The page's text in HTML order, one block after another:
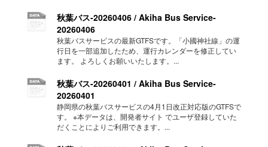
秋葉バス-20260406 / Akiha Bus Service-
20260406
秋葉バスサービスの最新GTFSです。「小國神社線」の運
行日を一部追加したため、運行カレンダーを修正してい
ます。 よろしくお願いいたします。...
秋葉バス-20260401 / Akiha Bus Service-
20260401
静岡県の秋葉バスサービスの4月1日改正対応版のGTFSで
す。 ※本データは、開発者サイト でユーザ登録していた
だくことによりご利用できます。...